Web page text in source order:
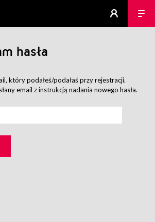
hasła
który podałeś/podałaś przy rejestracji.
email z instrukcją nadania nowego hasła.